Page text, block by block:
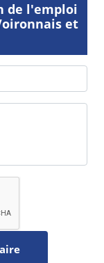
de l'emploi
et